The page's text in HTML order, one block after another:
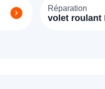
Réparation
volet roulant